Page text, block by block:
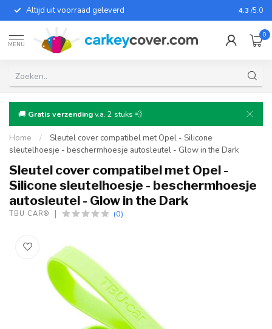
Altijd uit voorraad geleverd Voor
4.3 /5.0
MENU
0
🚚 Gratis verzendingv.a. 2 stuks 💨
Home /
Sleutel cover compatibel met Opel - Silicone
sleutelhoesje - beschermhoesje autosleutel - Glow in the Dark
Sleutel cover compatibel met Opel -
Silicone sleutelhoesje - beschermhoesje
autosleutel - Glow in the Dark
TBU CAR® (0)